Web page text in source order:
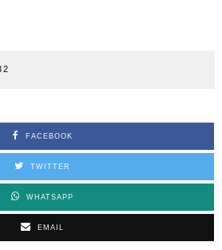
FACEBOOK
TWITTER
WHATSAPP
EMAIL